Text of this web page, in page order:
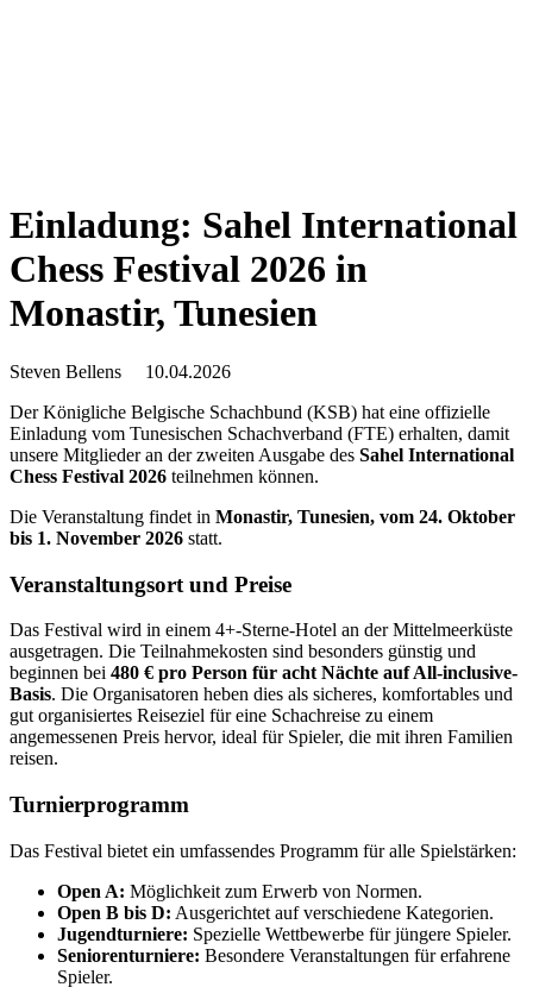
Einladung: Sahel International
Chess Festival 2026 in
Monastir, Tunesien
Steven Bellens
10.04.2026
Der Königliche Belgische Schachbund (KSB) hat eine offizielle
Einladung vom Tunesischen Schachverband (FTE) erhalten, damit
unsere Mitglieder an der zweiten Ausgabe des Sahel International
Chess Festival 2026 teilnehmen können.
Die Veranstaltung findet in Monastir, Tunesien, vom 24. Oktober
bis 1. November 2026 statt.
Veranstaltungsort und Preise
Das Festival wird in einem 4+-Sterne-Hotel an der Mittelmeerküste
ausgetragen. Die Teilnahmekosten sind besonders günstig und
beginnen bei 480 € pro Person für acht Nächte auf All-inclusive-
Basis. Die Organisatoren heben dies als sicheres, komfortables und
gut organisiertes Reiseziel für eine Schachreise zu einem
angemessenen Preis hervor, ideal für Spieler, die mit ihren Familien
reisen.
Turnierprogramm
Das Festival bietet ein umfassendes Programm für alle Spielstärken:
Open A: Möglichkeit zum Erwerb von Normen.
Open B bis D: Ausgerichtet auf verschiedene Kategorien.
Jugendturniere: Spezielle Wettbewerbe für jüngere Spieler.
Seniorenturniere: Besondere Veranstaltungen für erfahrene
Spieler.